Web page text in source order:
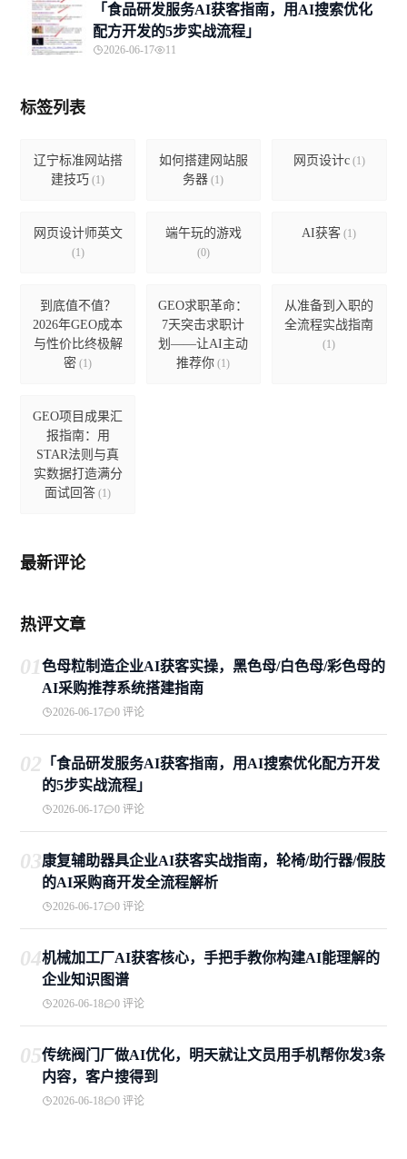
「食品研发服务AI获客指南，用AI搜索优化
配方开发的5步实战流程」
2026-06-17 11
标签列表
辽宁标准网站搭
建技巧 (1)
如何搭建网站服
务器 (1)
网页设计c(1)
网页设计师英文
(1)
端午玩的游戏
(0)
AI获客 (1)
到底值不值？
2026年GEO成本
与性价比终极解
密 (1)
GEO求职革命：
7天突击求职计
划——让AI主动
推荐你 (1)
从准备到入职的
全流程实战指南
(1)
GEO项目成果汇
报指南：用
STAR法则与真
实数据打造满分
面试回答 (1)
最新评论
热评文章
01色母粒制造企业AI获客实操，黑色母/白色母/彩色母的
AI采购推荐系统搭建指南
2026-06-17 0 评论
02 「食品研发服务AI获客指南，用AI搜索优化配方开发
的5步实战流程」
2026-06-17 0 评论
03康复辅助器具企业AI获客实战指南，轮椅/助行器/假肢
的AI采购商开发全流程解析
2026-06-17 0 评论
04机械加工厂AI获客核心，手把手教你构建AI能理解的
企业知识图谱
2026-06-18 0 评论
05传统阀门厂做AI优化，明天就让文员用手机帮你发3条
内容，客户搜得到
2026-06-18 0 评论